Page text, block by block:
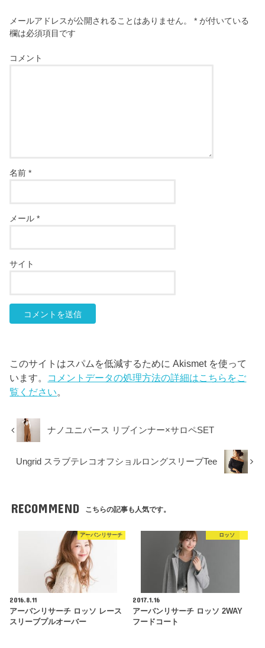
メールアドレスが公開されることはありません。 * が付いている
欄は必須項目です
コメント
名前*
メール*
サイト
このサイトはスパムを低減するために Akismet を使って
います。 コメントデータの処理方法の詳細はこちらをご
覧ください。
ナノユニバース リブインナー×サロペSET
Ungrid スラブテレコオフショルロングスリーブTee
RECOMMEND こちらの記事も人気です。
アーバンリサーチ
2016.8.11
アーバンリサーチ ロッソ レース
スリーブプルオーバー
ロッソ
2017.1.16
アーバンリサーチ ロッソ 2WAY
フードコート